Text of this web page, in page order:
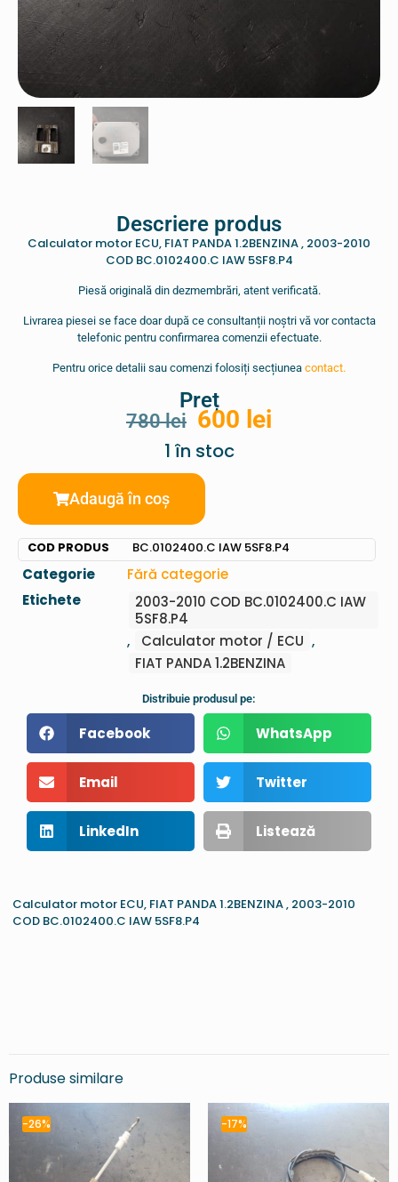
Descriere produs
Calculator motor ECU, FIAT PANDA 1.2BENZINA , 2003-2010
COD BC.0102400.C IAW 5SF8.P4
Piesă originală din dezmembrări, atent verificată.
Livrarea piesei se face doar după ce consultanții noștri vă vor contacta
telefonic pentru confirmarea comenzii efectuate.
Pentru orice detalii sau comenzi folosiți secțiunea contact.
Preț
780lei 600 lei
1 în stoc
Adaugă în coș
COD PRODUS BC.0102400.C IAW 5SF8.P4
Categorie
Fără categorie
Etichete
2003-2010 COD BC.0102400.C IAW
5SF8.P4
,
Calculator motor / ECU ,
FIAT PANDA 1.2BENZINA
Distribuie produsul pe:
Facebook WhatsApp
Email Twitter
LinkedIn Listează
Calculator motor ECU, FIAT PANDA 1.2BENZINA , 2003-2010
COD BC.0102400.C IAW 5SF8.P4
Produse similare
-26% -17%